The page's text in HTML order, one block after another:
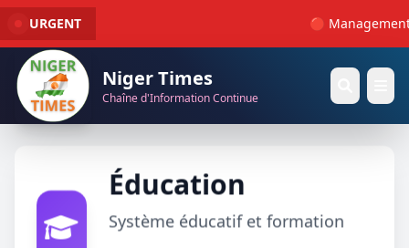
URGENT 🔴 Management
Niger Times
Chaîne d'Information Continue
Éducation
Système éducatif et formation